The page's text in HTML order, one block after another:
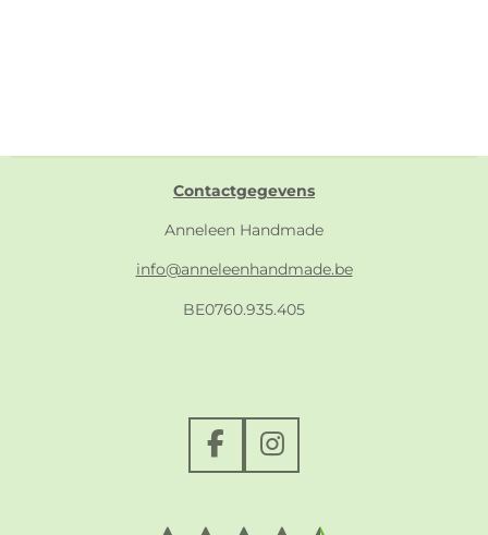
Contactgegevens
Anneleen Handmade
info@anneleenhandmade.be
BE0760.935.405
F
a
I
n